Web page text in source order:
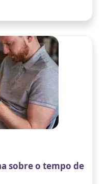
sobre o tempo de